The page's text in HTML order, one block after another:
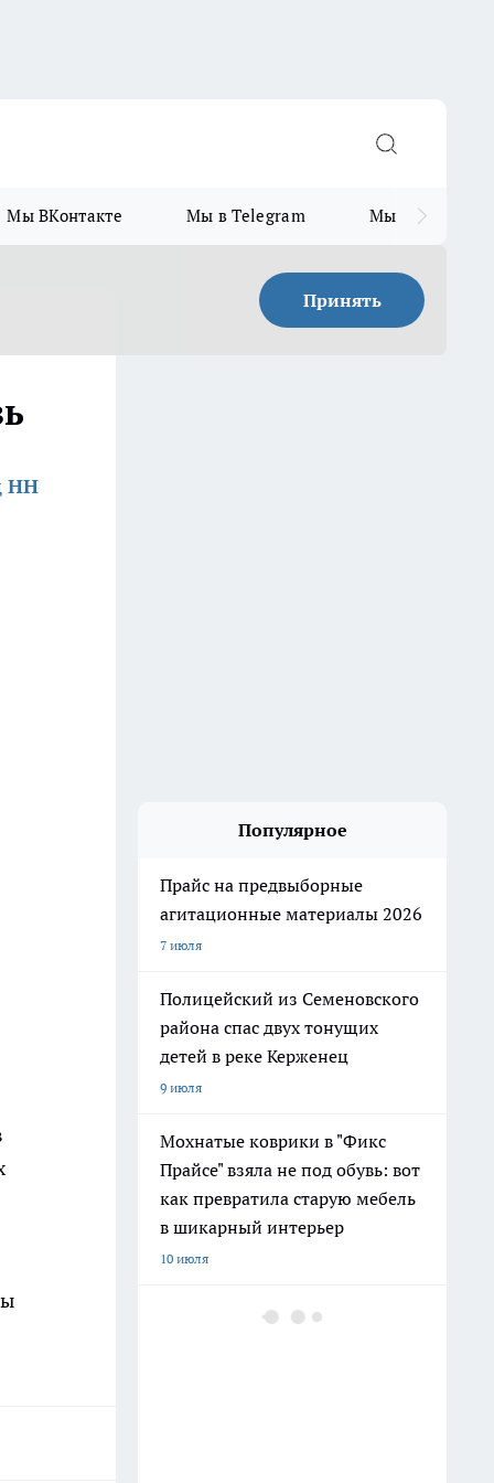
Мы ВКонтакте Мы в Telegram Мы в MAX
Принять
НН
Популярное
Прайс на предвыборные
агитационные материалы 2026
7 июля
Полицейский из Семеновского
района спас двух тонущих
детей в реке Керженец
9 июля
Мохнатые коврики в "Фикс
Прайсе" взяла не под обувь: вот
как превратила старую мебель
в шикарный интерьер
10 июля
После 60 гоните друзей в шею: